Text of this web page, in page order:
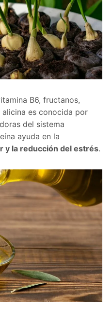
B6, fructanos,
es conocida por
del sistema
ayuda en la
y la reducción del estrés.